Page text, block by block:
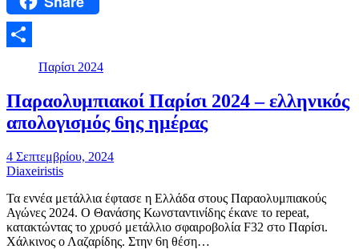
Μοιραστείτε
Παρίσι 2024
Παραολυμπιακοί Παρίσι 2024 – ελληνικός
απολογισμός 6ης ημέρας
4 Σεπτεμβρίου, 2024
Diaxeiristis
Τα εννέα μετάλλια έφτασε η Ελλάδα στους Παραολυμπιακούς
Αγώνες 2024. Ο Θανάσης Κωνσταντινίδης έκανε το repeat,
κατακτώντας το χρυσό μετάλλιο σφαιροβολία F32 στο Παρίσι.
Χάλκινος ο Λαζαρίδης. Στην 6η θέση…